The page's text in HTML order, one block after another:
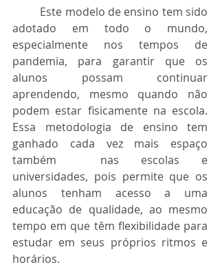
adotado em todo o mundo,
especialmente nos tempos de
pandemia, para garantir que os
alunos possam continuar
aprendendo, mesmo quando não
podem estar fisicamente na escola.
Essa metodologia de ensino tem
ganhado cada vez mais espaço
também  nas escolas e
universidades, pois permite que os
alunos tenham acesso a uma
educação de qualidade, ao mesmo
tempo em que têm flexibilidade para
estudar em seus próprios ritmos e
horários.